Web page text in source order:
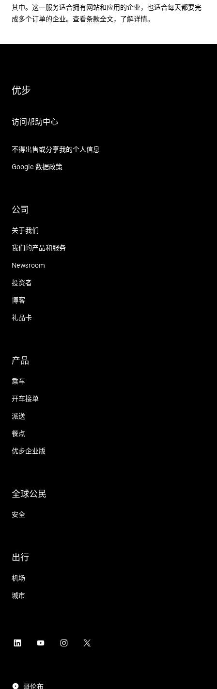
其中。这一服务适合拥有网站和应用的企业，也适合每天都要完
成多个订单的企业。查看条款全文，了解详情。
优步
访问帮助中心
不得出售或分享我的个人信息
Google 数据政策
公司
关于我们
我们的产品和服务
Newsroom
投资者
博客
礼品卡
产品
乘车
开车接单
派送
餐点
优步企业版
全球公民
安全
出行
机场
城市
哥伦布